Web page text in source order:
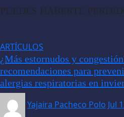
PUEDES HABERTE
ARTÍCULOS
¿Más estornudos y
recomendaciones para
alergias respiratorias en
Yajaira Pacheco Polo Jul